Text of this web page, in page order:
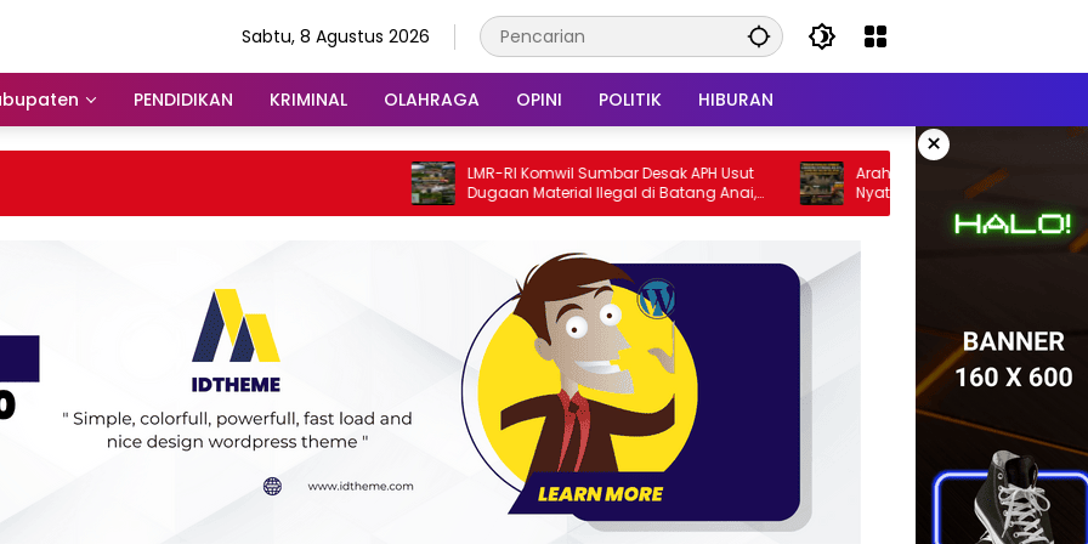
Sabtu, 8 Agustus 2026
PENDIDIKAN KRIMINAL OLAHRAGA OPINI POLITIK HIBURAN
×
LMR-RI Komwil Sumbar Desak APH Usut
Dugaan Material Ilegal di Batang Anai,
Dugaan Keterkaitan PT UHA Diminta
Arahan Kapolda Sumbar Dijawab Aksi
Nyata Kapolres Solok Selatan, Polri
Masyarakat Bukan Sekadar Slogan